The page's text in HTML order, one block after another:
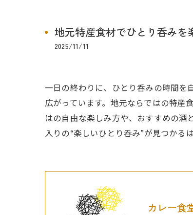
地元特産食材でひとり呑み
2025/11/11
一日の終わりに、ひとり呑みの時間を
広がっています。地元ならではの特産
はの自由な楽しみ方や、おすすめの
入りの“楽しいひとり呑み”が見つかるは
カレー食